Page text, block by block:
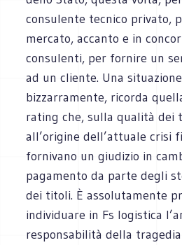
consulente tecnico privato,
mercato, accanto e in
consulenti, per fornire un
ad un cliente. Una
bizzarramente, ricorda
rating che, sulla qualità dei
all’origine dell’attuale crisi
fornivano un giudizio in
pagamento da parte degli
dei titoli. È assolutamente
individuare in Fs logistica
responsabilità della